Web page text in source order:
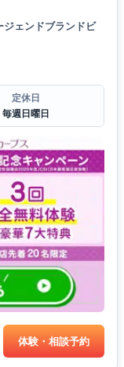
ェンドブランドビ
定休日
毎週日曜日
体験・相談予約